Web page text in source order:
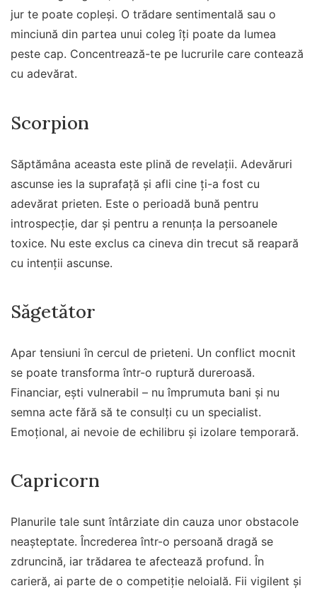
jur te poate copleși. O trădare sentimentală sau o
minciună din partea unui coleg îți poate da lumea
peste cap. Concentrează-te pe lucrurile care contează
cu adevărat.
Scorpion
Săptămâna aceasta este plină de revelații. Adevăruri
ascunse ies la suprafață și afli cine ți-a fost cu
adevărat prieten. Este o perioadă bună pentru
introspecție, dar și pentru a renunța la persoanele
toxice. Nu este exclus ca cineva din trecut să reapară
cu intenții ascunse.
Săgetător
Apar tensiuni în cercul de prieteni. Un conflict mocnit
se poate transforma într-o ruptură dureroasă.
Financiar, ești vulnerabil – nu împrumuta bani și nu
semna acte fără să te consulți cu un specialist.
Emoțional, ai nevoie de echilibru și izolare temporară.
Capricorn
Planurile tale sunt întârziate din cauza unor obstacole
neașteptate. Încrederea într-o persoană dragă se
zdruncină, iar trădarea te afectează profund. În
carieră, ai parte de o competiție neloială. Fii vigilent și